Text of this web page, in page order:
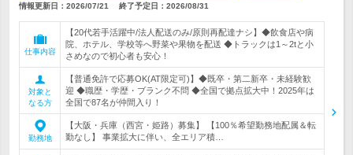
情報更新日：2026/07/21 終了予定日： 2026/08/31
仕事内容
【20代若手活躍中/法人配送のみ/原則再配達ナシ】◆飲食店や病
院、ホテル、学校等へ野菜や果物を配送 ◆トラックは1～2tと小
さめなので初心者も安心！
対象と
なる方
【普通免許で応募OK(AT限定可)】◆既卒・第二新卒・未経験歓
迎 ◆職歴・学歴・ブランク不問 ◆全国で拠点拡大中！2025年は
全国で87名が仲間入り！
勤務地
【大阪・兵庫（西宮・姫路）募集】 【100％希望勤務地配属＆転
勤なし】 事業拡大に伴い、全エリア積…